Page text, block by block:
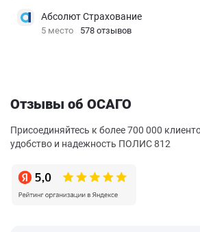
Абсолют Страхование
5 место 578 отзывов
Отзывы об ОСАГО
Присоединяйтесь к более 700 000
удобство и надежность ПОЛИС 812